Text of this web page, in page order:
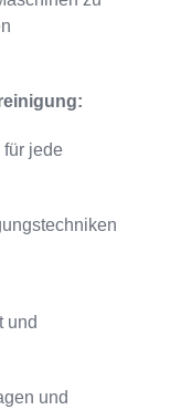
für jede
und
und